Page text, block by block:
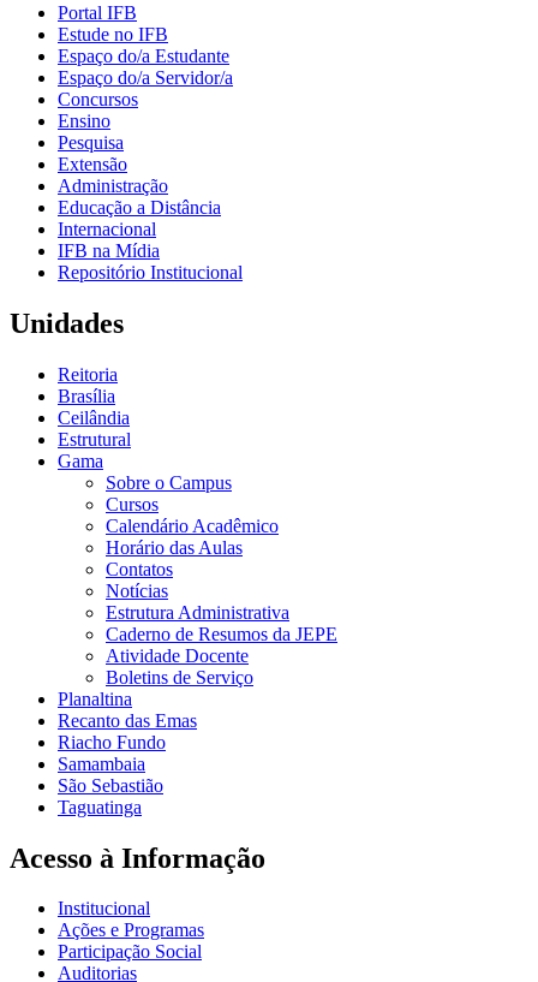
Portal IFB
Estude no IFB
Espaço do/a Estudante
Espaço do/a Servidor/a
Concursos
Ensino
Pesquisa
Extensão
Administração
Educação a Distância
Internacional
IFB na Mídia
Repositório Institucional
Unidades
Reitoria
Brasília
Ceilândia
Estrutural
Gama
Sobre o Campus
Cursos
Calendário Acadêmico
Horário das Aulas
Contatos
Notícias
Estrutura Administrativa
Caderno de Resumos da JEPE
Atividade Docente
Boletins de Serviço
Planaltina
Recanto das Emas
Riacho Fundo
Samambaia
São Sebastião
Taguatinga
Acesso à Informação
Institucional
Ações e Programas
Participação Social
Auditorias